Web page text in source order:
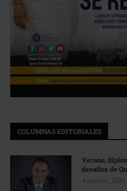
COLUMNAS EDITORIALES
Verano,
desafíos de
4 agosto, 2026